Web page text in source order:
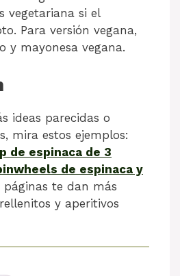
vegetariana si el
Para versión vegana,
y mayonesa vegana.
ideas parecidas o
mira estos ejemplos:
de espinaca de 3
de espinaca y
páginas te dan más
y aperitivos